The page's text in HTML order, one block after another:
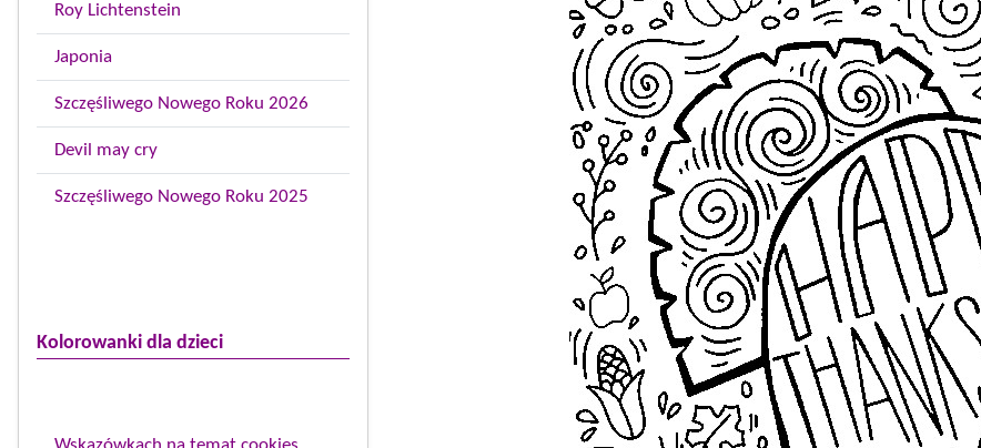
Roy Lichtenstein
Japonia
Szczęśliwego Nowego Roku 2026
Devil may cry
Szczęśliwego Nowego Roku 2025
Kolorowanki dla dzieci